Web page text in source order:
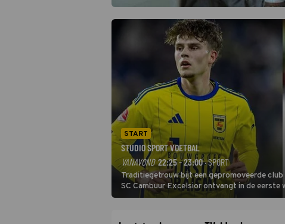
START
STUDIO SPORT VOETBAL
VANAVOND 22:25 - 23:00· SPORT
Traditiegetrouw bijt een gepromoveerde
SC Cambuur Excelsior ontvangt in de eerste
De nieuwe oefenmeester is Johan Plat en hij